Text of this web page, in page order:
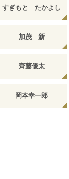
すぎもと たかよし
加茂 新
齊藤優太
岡本幸一郎